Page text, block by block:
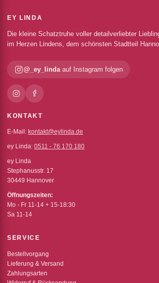
EY LINDA
Die kleine Schatztruhe voller detailverliebter
im Herzen Lindens, dem schönsten Stadtteil
@_ey_lindaauf Instagram folgen
KONTAKT
E-Mail: kontakt@eylinda.de
ey Linda: 0511 - 76 170 180
ey Linda
Stephanusstr. 17
30449 Hannover
Öffnungszeiten:
Mo - Fr 11-14 + 15-18:30
Sa 11-14
SERVICE
Bestellvorgang
Lieferung & Versand
Zahlungsarten